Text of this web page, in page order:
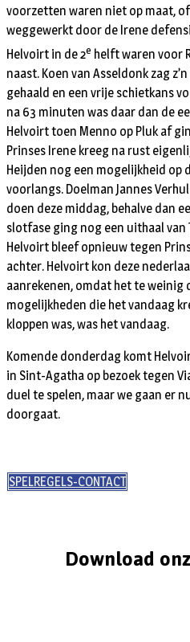
voorzetten waren niet op maat,
weggewerkt door de Irene
Helvoirt in de 2e helft waren voor
naast. Koen van Asseldonk zag
gehaald en een vrije schietkans
na 63 minuten was daar dan de
Helvoirt toen Menno op Pluk af
Prinses Irene kreeg na rust
Heijden nog een mogelijkheid op
voorlangs. Doelman Jannes
doen deze middag, behalve dan
slotfase ging nog een uithaal van
Helvoirt bleef opnieuw tegen
achter. Helvoirt kon deze
aanrekenen, omdat het te weinig
mogelijkheden die het vandaag
kloppen was, was het vandaag.
Komende donderdag komt
in Sint-Agatha op bezoek tegen
duel te spelen, maar we gaan er
doorgaat.
SPELREGELS-CONTACT
Download